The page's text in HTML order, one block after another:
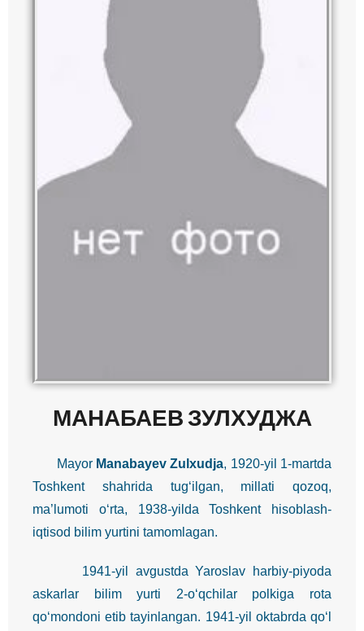
МАНАБАЕВ ЗУЛХУДЖА
Mayor Manabayev Zulxudja, 1920-yil 1-martda
Toshkent shahrida tug‘ilgan, millati qozoq,
ma’lumoti o‘rta, 1938-yilda Toshkent hisoblash-
iqtisod bilim yurtini tamomlagan.
1941-yil avgustda Yaroslav harbiy-piyoda
askarlar bilim yurti 2-o‘qchilar polkiga rota
qo‘mondoni etib tayinlangan. 1941-yil oktabrda qo‘l